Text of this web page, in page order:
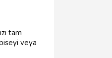
tam
veya